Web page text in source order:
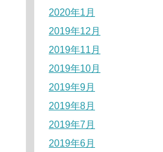
2020年1月
2019年12月
2019年11月
2019年10月
2019年9月
2019年8月
2019年7月
2019年6月